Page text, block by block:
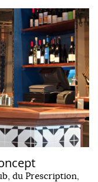
du Prescription,